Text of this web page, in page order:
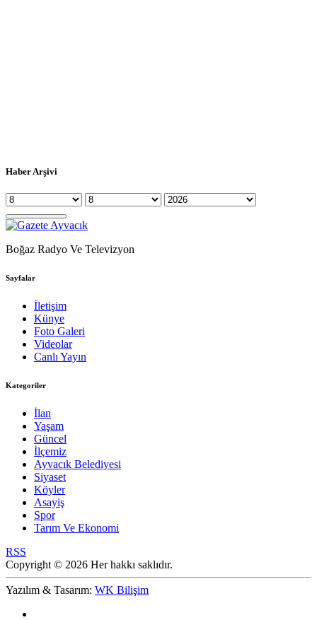
Haber Arşivi
Boğaz Radyo Ve Televizyon
Sayfalar
İletişim
Künye
Foto Galeri
Videolar
Canlı Yayın
Kategoriler
İlan
Yaşam
Güncel
İlçemiz
Ayvacık Belediyesi
Siyaset
Köyler
Asayiş
Spor
Tarım Ve Ekonomi
RSS
Copyright © 2026 Her hakkı saklıdır.
Yazılım & Tasarım: WK Bilişim